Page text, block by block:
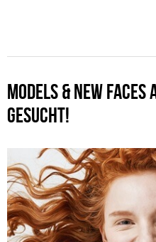
MODELS & NEW FACES
GESUCHT!